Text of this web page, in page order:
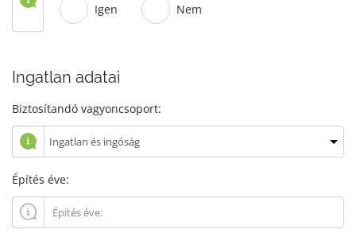
Igen Nem
Ingatlan adatai
Biztosítandó vagyoncsoport:
Építés éve: